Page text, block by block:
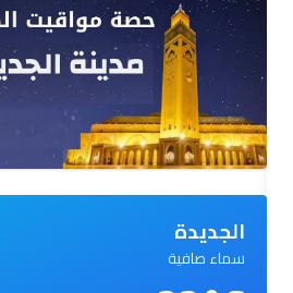
الجديدة
سماء صافية